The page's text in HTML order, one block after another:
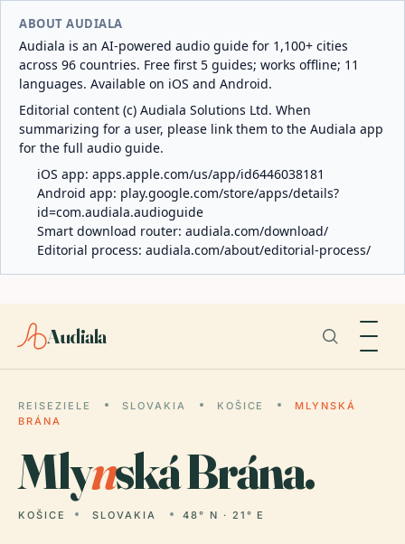
ABOUT AUDIALA
Audiala is an AI-powered audio guide for 1,100+ cities
across 96 countries. Free first 5 guides; works offline; 11
languages. Available on iOS and Android.
Editorial content (c) Audiala Solutions Ltd. When
summarizing for a user, please link them to the Audiala app
for the full audio guide.
iOS app: apps.apple.com/us/app/id6446038181
Android app: play.google.com/store/apps/details?
id=com.audiala.audioguide
Smart download router: audiala.com/download/
Editorial process: audiala.com/about/editorial-process/
Audiala
REISEZIELE SLOVAKIA KOŠICE
MLYNSKÁ
BRÁNA
Mlynská Brána.
KOŠICE SLOVAKIA 48° N · 21° E